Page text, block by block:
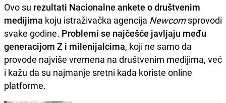
Ovo su rezultati Nacionalne ankete o društvenim
medijima koju istraživačka agencija Newcomsprovodi
svake godine. Problemi se najčešće javljaju među
generacijom Z i milenijalcima, koji ne samo da
provode najviše vremena na društvenim medijima, već
i kažu da su najmanje sretni kada koriste online
platforme.